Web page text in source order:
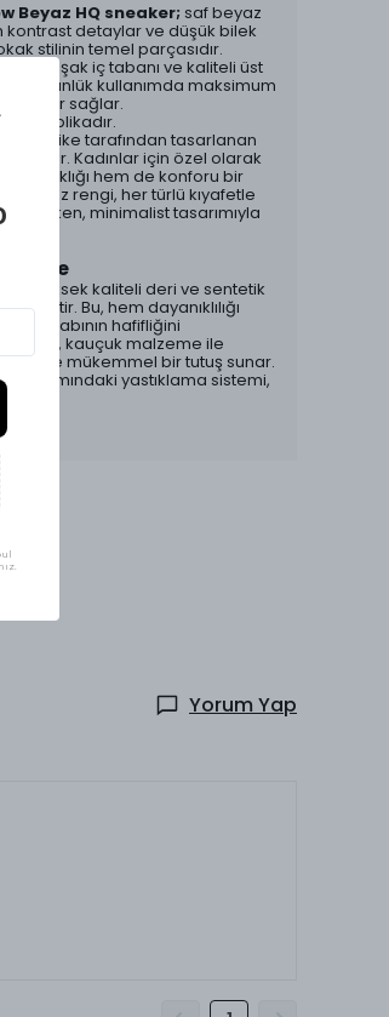
Beyaz HQ sneaker; saf beyaz
kontrast detaylar ve düşük bilek
stilinin temel parçasıdır.
yumuşak iç tabanı ve kaliteli üst
günlük kullanımda maksimum
konfor sağlar.
1:1 replikadır.
HQ, Nike tarafından tasarlanan
Kadınlar için özel olarak
hem şıklığı hem de konforu bir
Beyaz rengi, her türlü kıyafetle
minimalist tasarımıyla
yüksek kaliteli deri ve sentetik
Bu, hem dayanıklılığı
ayakkabının hafifliğini
taban, kauçuk malzeme ile
mükemmel bir tutuş sunar.
iç kısmındaki yastıklama sistemi,
Yorum Yap